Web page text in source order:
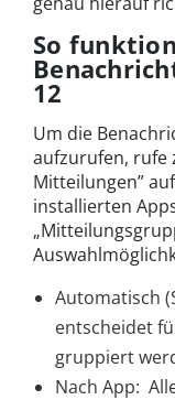
So
12
Um die
aufzurufen, rufe
Mitteilungen”
installierten
Automatisch
entscheidet
gruppiert
Nach App: